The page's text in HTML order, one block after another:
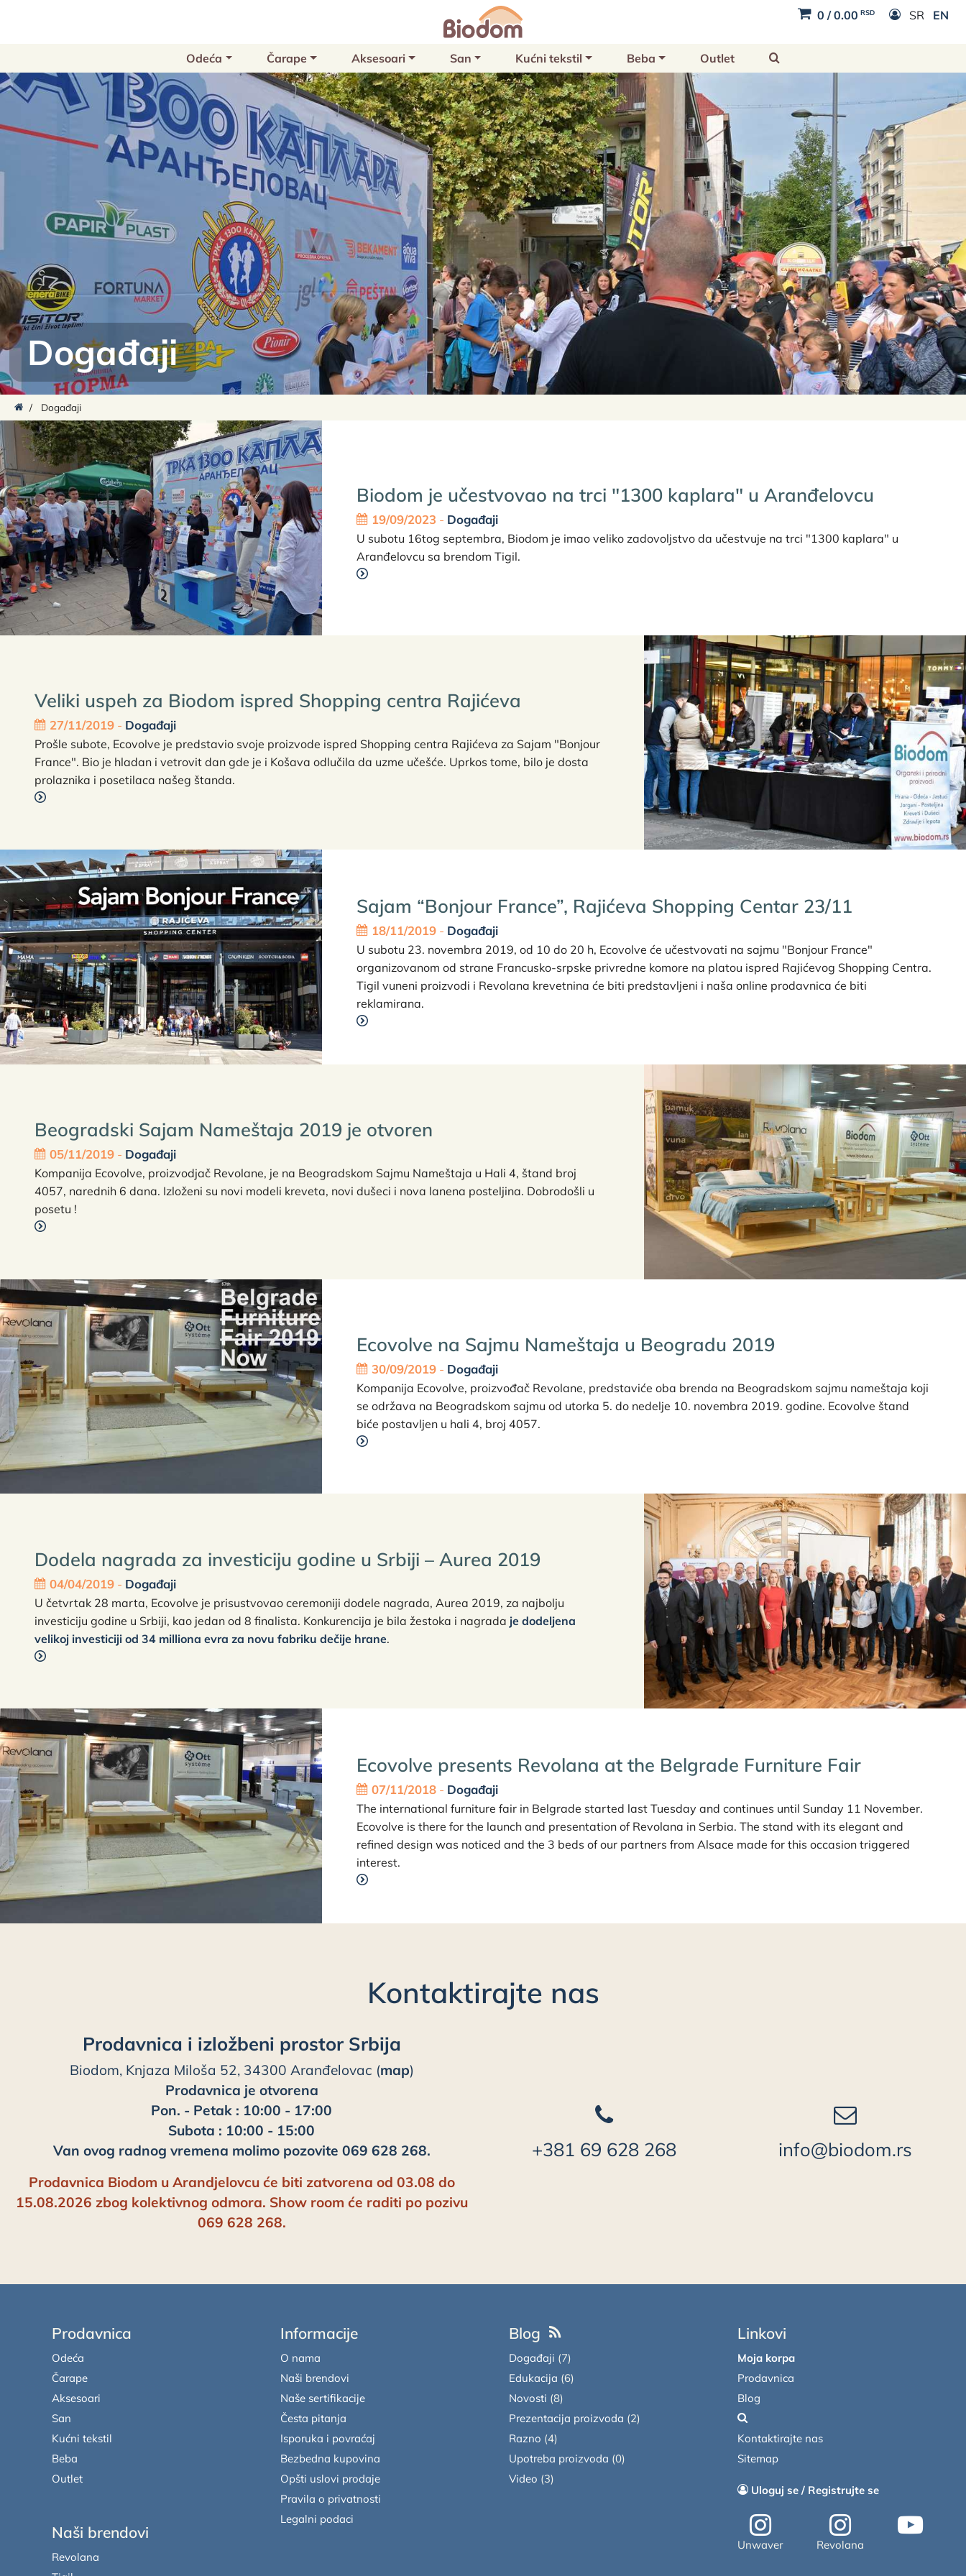
0 /0.00 RSD SR EN
Odeća Čarape Aksesoari San Kućni tekstil Beba Outlet
Događaji
/ Događaji
Biodom je učestvovao na trci "1300 kaplara" u Aranđelovcu
19/09/2023 - Događaji
U subotu 16tog septembra, Biodom je imao veliko zadovoljstvo da učestvuje na trci "1300 kaplara" u
Aranđelovcu sa brendom Tigil.
Veliki uspeh za Biodom ispred Shopping centra Rajićeva
27/11/2019 - Događaji
Prošle subote, Ecovolve je predstavio svoje proizvode ispred Shopping centra Rajićeva za Sajam "Bonjour
France". Bio je hladan i vetrovit dan gde je i Košava odlučila da uzme učešće. Uprkos tome, bilo je dosta
prolaznika i posetilaca našeg štanda.
Sajam “Bonjour France”, Rajićeva Shopping Centar 23/11
18/11/2019 - Događaji
U subotu 23. novembra 2019, od 10 do 20 h, Ecovolve će učestvovati na sajmu "Bonjour France"
organizovanom od strane Francusko-srpske privredne komore na platou ispred Rajićevog Shopping Centra.
Tigil vuneni proizvodi i Revolana krevetnina će biti predstavljeni i naša online prodavnica će biti
reklamirana.
Beogradski Sajam Nameštaja 2019 je otvoren
05/11/2019 - Događaji
Kompanija Ecovolve, proizvodjač Revolane, je na Beogradskom Sajmu Nameštaja u Hali 4, štand broj
4057, narednih 6 dana. Izloženi su novi modeli kreveta, novi dušeci i nova lanena posteljina. Dobrodošli u
posetu !
Ecovolve na Sajmu Nameštaja u Beogradu 2019
30/09/2019 - Događaji
Kompanija Ecovolve, proizvođač Revolane, predstaviće oba brenda na Beogradskom sajmu nameštaja koji
se održava na Beogradskom sajmu od utorka 5. do nedelje 10. novembra 2019. godine. Ecovolve štand
biće postavljen u hali 4, broj 4057.
Dodela nagrada za investiciju godine u Srbiji – Aurea 2019
04/04/2019 - Događaji
U četvrtak 28 marta, Ecovolve je prisustvovao ceremoniji dodele nagrada, Aurea 2019, za najbolju
investiciju godine u Srbiji, kao jedan od 8 finalista. Konkurencija je bila žestoka i nagrada je dodeljena
velikoj investiciji od 34 milliona evra za novu fabriku dečije hrane.
Ecovolve presents Revolana at the Belgrade Furniture Fair
07/11/2018 - Događaji
The international furniture fair in Belgrade started last Tuesday and continues until Sunday 11 November.
Ecovolve is there for the launch and presentation of Revolana in Serbia. The stand with its elegant and
refined design was noticed and the 3 beds of our partners from Alsace made for this occasion triggered
interest.
Kontaktirajte nas
Prodavnica i izložbeni prostor Srbija
Biodom, Knjaza Miloša 52, 34300 Aranđelovac (map)
Prodavnica je otvorena
Pon. - Petak : 10:00 - 17:00
Subota : 10:00 - 15:00
Van ovog radnog vremena molimo pozovite 069 628 268.
Prodavnica Biodom u Arandjelovcu će biti zatvorena od 03.08 do
15.08.2026 zbog kolektivnog odmora. Show room će raditi po pozivu
069 628 268.
+381 69 628 268 info@biodom.rs
Prodavnica
Odeća
Čarape
Aksesoari
San
Kućni tekstil
Beba
Outlet
Naši brendovi
Revolana
Informacije
O nama
Naši brendovi
Naše sertifikacije
Česta pitanja
Isporuka i povraćaj
Bezbedna kupovina
Opšti uslovi prodaje
Pravila o privatnosti
Legalni podaci
Blog
Događaji (7)
Edukacija (6)
Novosti (8)
Prezentacija proizvoda (2)
Razno (4)
Upotreba proizvoda (0)
Video (3)
Linkovi
Moja korpa
Prodavnica
Blog
Kontaktirajte nas
Sitemap
Uloguj se / Registrujte se
Unwaver Revolana